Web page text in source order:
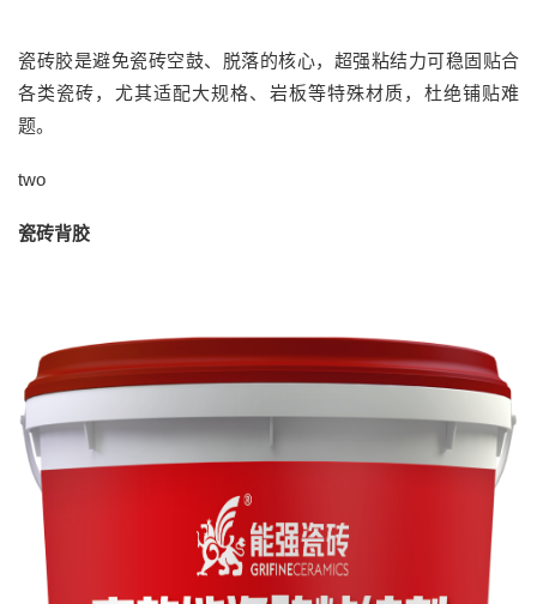
瓷砖胶是避免瓷砖空鼓、脱落的核心，超强粘结力可稳固贴合
各类瓷砖，尤其适配大规格、岩板等特殊材质，杜绝铺贴难
题。
two
瓷砖背胶